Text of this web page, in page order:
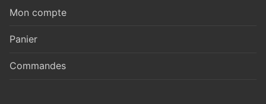
Mon compte
Panier
Commandes